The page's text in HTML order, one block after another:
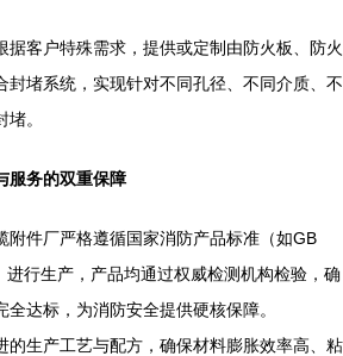
据客户特殊需求，提供或定制由防火板、防火
封堵系统，实现针对不同孔径、不同介质、不
。
服务的双重保障
附件厂严格遵循国家消防产品标准（如GB
行生产，产品均通过权威检测机构检验，确
达标，为消防安全提供硬核保障。
的生产工艺与配方，确保材料膨胀效率高、粘